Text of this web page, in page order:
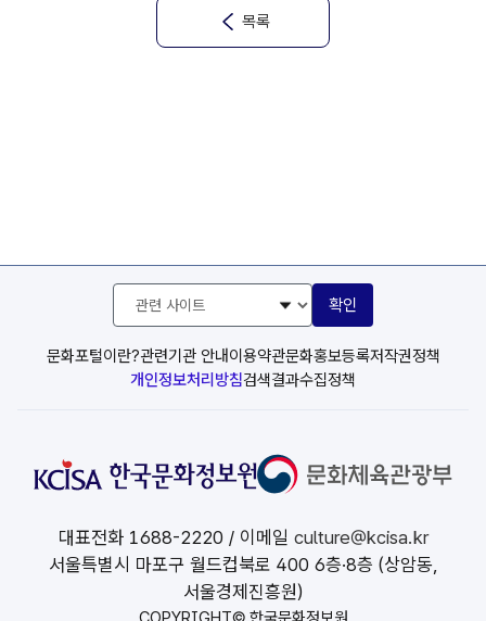
목록
문화포털이란?관련기관 안내이용약관문화홍보등록저작권정책
개인정보처리방침검색결과수집정책
관
사
이
확인
대표전화 1688-2220 / 이메일 culture@kcisa.kr
서울특별시 마포구 월드컵북로 400 6층·8층 (상암동,
서울경제진흥원)